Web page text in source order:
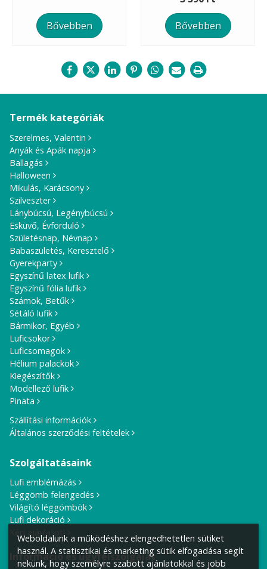
Bővebben Bővebben
Termék kategóriák
Szerelmes, Valentin
Anyák és Apák napja
Ballagás
Halloween
Mikulás, Karácsony
Szilveszter
Lánybúcsú, Legénybúcsú
Esküvő, Évforduló
Születésnap, Névnap
Babaszületés, Keresztelő
Gyerekparty
Egyszínű latex lufik
Egyszínű fólia lufik
Számok, Betűk
Sétáló lufik
Bármikor, Egyéb
Luficsokor
Luficsomagok
Hélium palackok
Kiegészítők
Modellező lufik
Pinata
Szállítási információk
Általános szerződési feltételek
Szolgáltatásaink
Lufi emblémázás
Léggömb felengedés
Világító léggömbök
Lufi dekoráció
Kérj ajánlatot!
Információ és ügyfélszolgálat
Weboldalunk a működéshez elengedhetetlen sütiket
használ. A statisztikai és marketing sütik elfogadása segít
nekünk, hogy személyre szabott ajánlatokkal és jobb